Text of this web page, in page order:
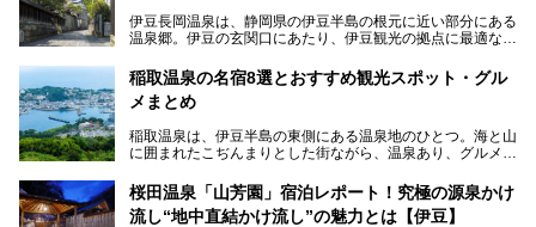
予定。
ャー施設など、現在リニューアルオープンしている施設を中
心に、家族連れでも大人だけでも、おひとりさまでも多彩な
楽しみ方ができる「プレジャーリゾート 伊豆赤沢温泉」を
───
この記事はプレジャーリゾート 伊豆赤沢温泉のPR記事で
す。
伊豆長岡温泉は、静岡県の伊豆半島の根元に近い部分にある
温泉郷。伊豆の玄関口にあたり、伊豆観光の拠点に最適な立
ちろん日帰りでも楽しめるのが魅力です。
この記事では、伊豆長岡温泉の歴史や魅力、おすすめの宿を
る温泉施設も紹介します！
稲取温泉の名宿8選とおすすめ観光スポット・グル
メまとめ
稲取温泉は、伊豆半島の東側にある温泉地のひとつ。海と山
に囲まれたこぢんまりとした街ながら、温泉あり、グルメあ
京からは約2時間30分、直通電車もありアクセスしやすいの
もうれしいところ。
桜田温泉「山芳園」宿泊レポート！究極の源泉かけ
流し“地中直結かけ流し”の魅力とは【伊豆】